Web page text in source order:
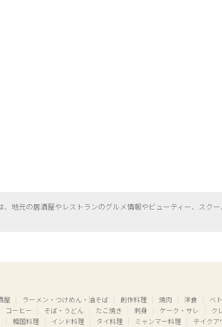
、地元の居酒屋やレストランのグルメ情報やビューティー、 スク
屋 ラーメン・つけめん・油そば 創作料理 焼肉 洋食
ベ
コーヒー そば・うどん たこ焼き 刺身 ケーク・サレ
ク
韓国料理 インド料理 タイ料理 ミャンマー料理 テイクア